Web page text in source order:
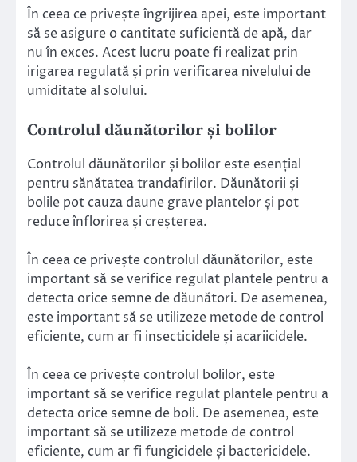
În ceea ce privește îngrijirea apei, este important
să se asigure o cantitate suficientă de apă, dar
nu în exces. Acest lucru poate fi realizat prin
irigarea regulată și prin verificarea nivelului de
umiditate al solului.
Controlul dăunătorilor și bolilor
Controlul dăunătorilor și bolilor este esențial
pentru sănătatea trandafirilor. Dăunătorii și
bolile pot cauza daune grave plantelor și pot
reduce înflorirea și creșterea.
În ceea ce privește controlul dăunătorilor, este
important să se verifice regulat plantele pentru a
detecta orice semne de dăunători. De asemenea,
este important să se utilizeze metode de control
eficiente, cum ar fi insecticidele și acariicidele.
În ceea ce privește controlul bolilor, este
important să se verifice regulat plantele pentru a
detecta orice semne de boli. De asemenea, este
important să se utilizeze metode de control
eficiente, cum ar fi fungicidele și bactericidele.